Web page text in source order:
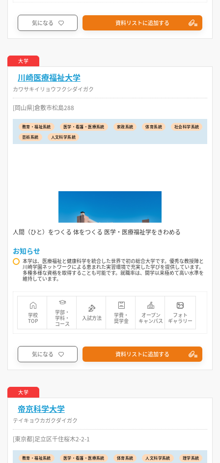
気になる 資料リストに追加する
大学
川崎医療福祉大学
カワサキイリョウフクシダイガク
[岡山県]倉敷市松島288
教育・福祉系統 医学・看護・医療系統 家政系統 体育系統
社会科学系統
芸術系統
人文科学系統
人間（ひと）をつくる 体をつくる 医学・医療福祉学をきわめる
お知らせ
本学は、医療福祉と健康科学を統合した世界で初の総合大学です。優秀な教授陣と
川崎学園ネットワークによる恵まれた実習環境で充実した学びを提供しています。
多種多様な資格を取得することも可能です。就職率は、開学以来極めて高い水準を
維持しています。
学校
TOP
学部・
学科・
コース
入試方法
学費・
奨学金
オープン
キャンパス
フォト
ギャラリー
気になる 資料リストに追加する
大学
帝京科学大学
テイキョウカガクダイガク
[東京都]足立区千住桜木2-2-1
教育・福祉系統 医学・看護・医療系統 体育系統 人文科学系統 理学系統